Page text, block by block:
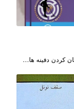
کردن دفینه ها…